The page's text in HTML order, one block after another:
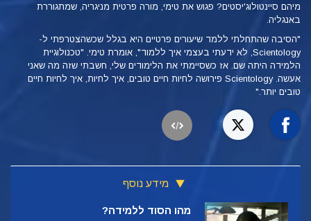
מיהם סיינטולוג'יסטים? פגוש את טימי, מורה פרטית מניגריה, שמתגוררת
באנגליה.
"הסיבה שהתחלתי ללמד שיעורים פרטיים היא בגלל שכשהצטרפתי ל-
Scientology, לא ידעתי בעצמי איך ללמוד", אומרת טימי. "טכנולוגיית
הלמידה היתה שם. אז כשסיימתי את הלימודים שלי, חשבתי שזה מה שאני
אעשה. Scientology פירושה לחיות חיים טובים, איך לחיות, איך לחיות חיים
טובים יותר."
מידע נוסף
מהו הסוד ללמידה?